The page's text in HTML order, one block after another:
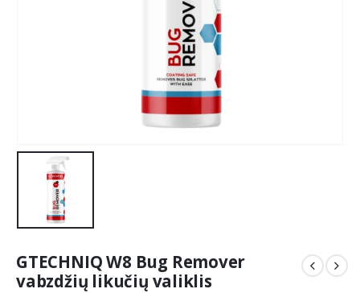
GTECHNIQ W8 Bug Remover
vabzdžių likučių valiklis